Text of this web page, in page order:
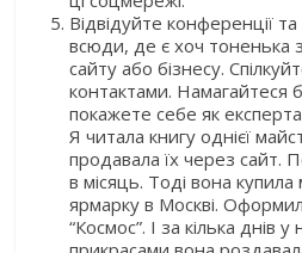
Відвідуйте конференції
всюди, де є хоч тоненька
сайту або бізнесу.
контактами. Намагайтеся
покажете себе як
Я читала книгу однієї
продавала їх через сайт.
в місяць. Тоді вона
ярмарку в Москві.
“Космос”. І за кілька днів